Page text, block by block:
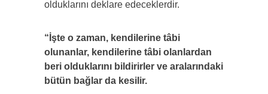
olduklarını deklare edeceklerdir.
“İşte o zaman, kendilerine tâbi
olunanlar, kendilerine tâbi olanlardan
beri olduklarını bildirirler ve aralarındaki
bütün bağlar da kesilir.